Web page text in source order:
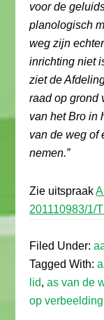
voor de
planologisch
weg zijn
inrichting niet
ziet de
raad op grond
van het Bro in
van de weg of
nemen.”
Zie uitspraak
201110983/1/
Filed Under:
Tagged With:
lid,as van de
op verbeelding